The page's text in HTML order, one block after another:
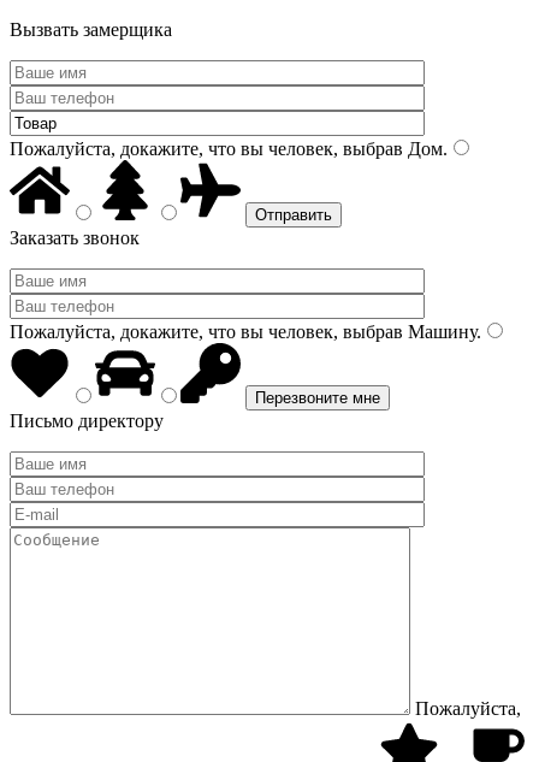
Вызвать замерщика
Пожалуйста, докажите, что вы человек, выбрав Дом.
Заказать звонок
Пожалуйста, докажите, что вы человек, выбрав Машину.
Письмо директору
Пожалуйста,